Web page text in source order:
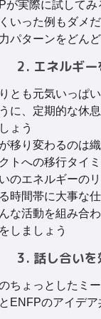
が実際に試して
いった例もダメ
パターンをどん
2. エネルギ
とも元気いっぱ
に、定期的な休
ょう
移り変わるのは
トへの移行タイ
のエネルギーの
時間帯に大事な
な活動を組み合
しましょう
3. 話し合い
ちょっとしたミ
ENFPのアイデ